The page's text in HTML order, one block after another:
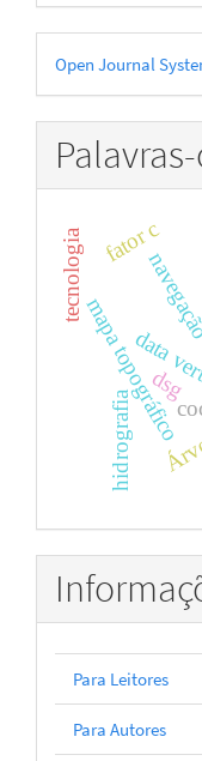
por
Open Journal
data
mapa topográfico
hidrografia
dsg
fator c
tecnologia
Para Leitores
Para Autores